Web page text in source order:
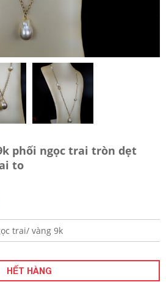
phối ngọc trai tròn dẹt
to
trai/ vàng 9k
HẾT HÀNG